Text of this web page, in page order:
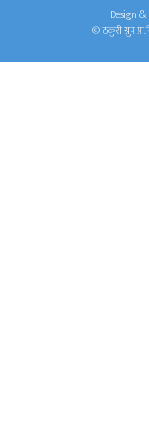
Design
© ठकुरी ग्रुप